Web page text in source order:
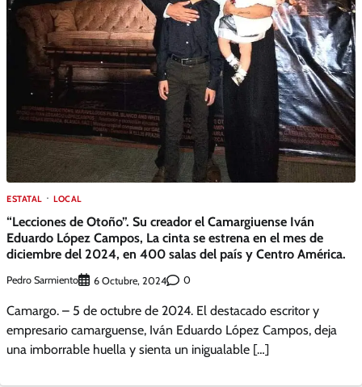
ESTATAL LOCAL
“Lecciones de Otoño”. Su creador el Camargiuense Iván
Eduardo López Campos, La cinta se estrena en el mes de
diciembre del 2024, en 400 salas del país y Centro América.
Pedro Sarmiento 6 Octubre, 2024 0
Camargo. – 5 de octubre de 2024. El destacado escritor y
empresario camarguense, Iván Eduardo López Campos, deja
una imborrable huella y sienta un inigualable […]